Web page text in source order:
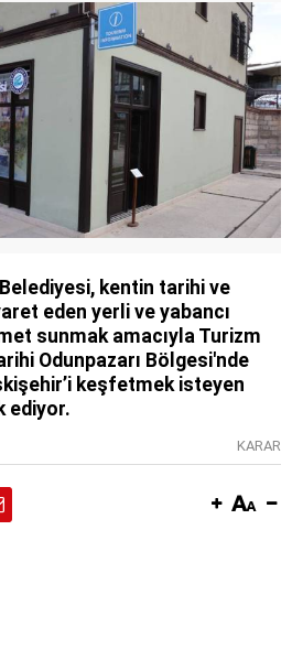
kentin tarihi ve
eden yerli ve yabancı
sunmak amacıyla Turizm
Odunpazarı Bölgesi'nde
keşfetmek isteyen
ediyor.
KARAR